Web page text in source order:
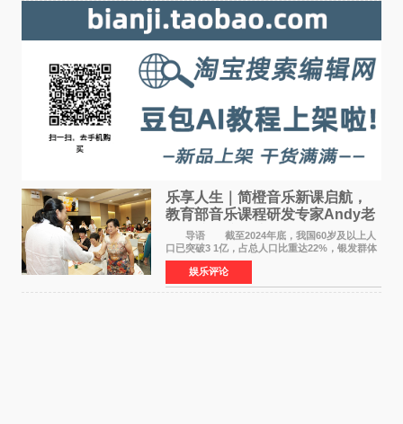
乐享人生｜简橙音乐新课启航，
教育部音乐课程研发专家Andy老
师重磅入驻领航银龄琴声
导语 截至2024年底，我国60岁及以上人
口已突破3 1亿，占总人口比重达22%，银发群体
的精神文化需求日益凸显。2024年1月，国务院办
公厅印发《关于发展银发经济增进老年人福祉的
意见》——这是
娱乐评论